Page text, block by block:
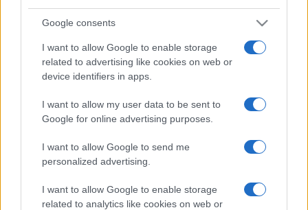
Google consents
I want to allow Google to enable storage
related to advertising like cookies on web or
device identifiers in apps.
I want to allow my user data to be sent to
Google for online advertising purposes.
I want to allow Google to send me
personalized advertising.
I want to allow Google to enable storage
related to analytics like cookies on web or
HÍRDETÉS
LEGOLVASOTTABB
Kecskeméten is szakirányú
továbbképzésekkel erősít a Gál Ferenc